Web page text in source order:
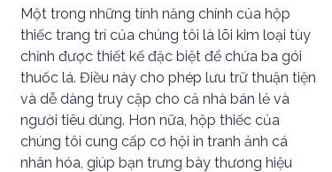
Một trong những tính năng chính của hộp
thiếc trang trí của chúng tôi là lõi kim loại tùy
chỉnh được thiết kế đặc biệt để chứa ba gói
thuốc lá. Điều này cho phép lưu trữ thuận tiện
và dễ dàng truy cập cho cả nhà bán lẻ và
người tiêu dùng. Hơn nữa, hộp thiếc của
chúng tôi cung cấp cơ hội in tranh ảnh cá
nhân hóa, giúp bạn trưng bày thương hiệu